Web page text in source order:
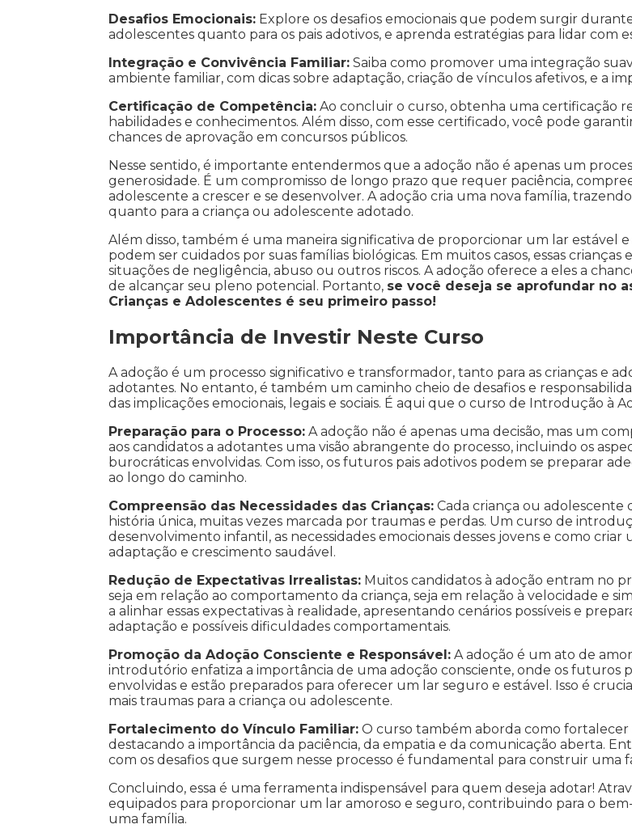
Desafios Emocionais: Explore os desafios emocionais que podem surgir
adolescentes quanto para os pais adotivos, e aprenda estratégias para lidar com
Integração e Convivência Familiar: Saiba como promover uma integração
ambiente familiar, com dicas sobre adaptação, criação de vínculos afetivos, e a
Certificação de Competência: Ao concluir o curso, obtenha uma certificação
habilidades e conhecimentos. Além disso, com esse certificado, você pode
chances de aprovação em concursos públicos.
Nesse sentido, é importante entendermos que a adoção não é apenas um
generosidade. É um compromisso de longo prazo que requer paciência,
adolescente a crescer e se desenvolver. A adoção cria uma nova família,
quanto para a criança ou adolescente adotado.
Além disso, também é uma maneira significativa de proporcionar um lar estável
podem ser cuidados por suas famílias biológicas. Em muitos casos, essas
situações de negligência, abuso ou outros riscos. A adoção oferece a eles a
de alcançar seu pleno potencial. Portanto, se você deseja se aprofundar no
Crianças e Adolescentes é seu primeiro passo!
Importância de Investir Neste Curso
A adoção é um processo significativo e transformador, tanto para as crianças e
adotantes. No entanto, é também um caminho cheio de desafios e
das implicações emocionais, legais e sociais. É aqui que o curso de Introdução à
Preparação para o Processo: A adoção não é apenas uma decisão, mas um
aos candidatos a adotantes uma visão abrangente do processo, incluindo os
burocráticas envolvidas. Com isso, os futuros pais adotivos podem se preparar
ao longo do caminho.
Compreensão das Necessidades das Crianças: Cada criança ou adolescente
história única, muitas vezes marcada por traumas e perdas. Um curso de
desenvolvimento infantil, as necessidades emocionais desses jovens e como
adaptação e crescimento saudável.
Redução de Expectativas Irrealistas: Muitos candidatos à adoção entram no
seja em relação ao comportamento da criança, seja em relação à velocidade e
a alinhar essas expectativas à realidade, apresentando cenários possíveis e
adaptação e possíveis dificuldades comportamentais.
Promoção da Adoção Consciente e Responsável: A adoção é um ato de
introdutório enfatiza a importância de uma adoção consciente, onde os futuros
envolvidas e estão preparados para oferecer um lar seguro e estável. Isso é
mais traumas para a criança ou adolescente.
Fortalecimento do Vínculo Familiar: O curso também aborda como fortalecer
destacando a importância da paciência, da empatia e da comunicação aberta.
com os desafios que surgem nesse processo é fundamental para construir uma
Concluindo, essa é uma ferramenta indispensável para quem deseja adotar!
equipados para proporcionar um lar amoroso e seguro, contribuindo para o
uma família.